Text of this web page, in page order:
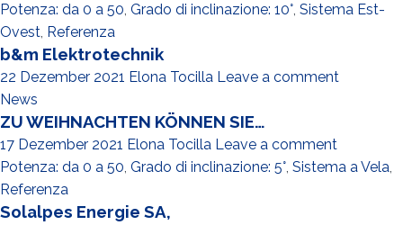
Potenza: da 0 a 50, Grado di inclinazione: 10°, Sistema Est-
Ovest, Referenza
b&m Elektrotechnik
22 Dezember 2021 Elona Tocilla Leave a comment
News
ZU WEIHNACHTEN KÖNNEN SIE…
17 Dezember 2021 Elona Tocilla Leave a comment
Potenza: da 0 a 50, Grado di inclinazione: 5°, Sistema a Vela,
Referenza
Solalpes Energie SA,